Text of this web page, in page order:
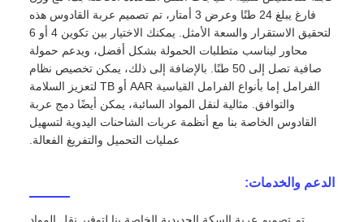
فارغ يبلغ 24 طنًا وعرض 3 أمتار، تم تصميم عربة القادوس هذه
لتحقيق الاستقرار والسعة الأمثل. يمكنك الاختيار بين تكوين 4 أو 6
محاور ليناسب متطلبات الحمولة بشكل أفضل، ويدعم حمولة
صافية تصل إلى 50 طنًا. بالإضافة إلى ذلك، يمكن تخصيص نظام
الفرامل إما بأنواع الفرامل القياسية AAR أو TB لتعزيز السلامة
والتوافق. مثالية لنقل المواد السائبة، يمكن أيضًا دمج عربة
القادوس الخاصة بنا مع أنظمة عربات الشاحنات اليدوية لتسهيل
عمليات التحميل والتفريغ الفعالة.
الدعم والخدمات: